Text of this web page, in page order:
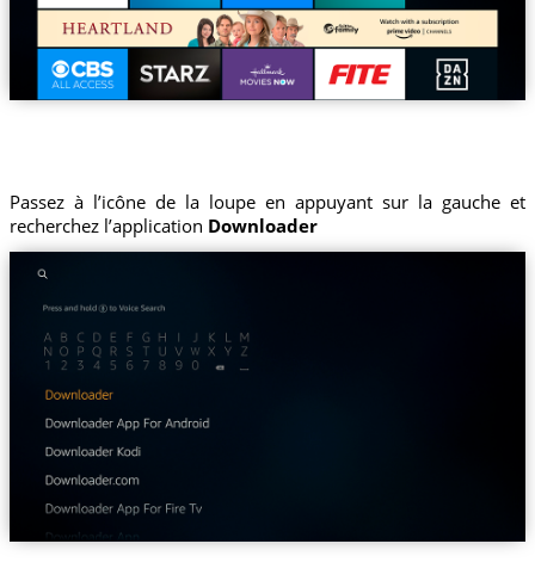
Passez à l’icône de la loupe en appuyant sur la gauche et
recherchez l’application Downloader